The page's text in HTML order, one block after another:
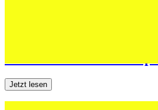
Jetzt lesen